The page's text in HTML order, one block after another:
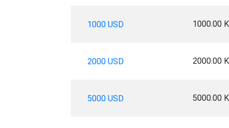
1000 USD 1000.00
2000 USD 2000.00
5000 USD 5000.00